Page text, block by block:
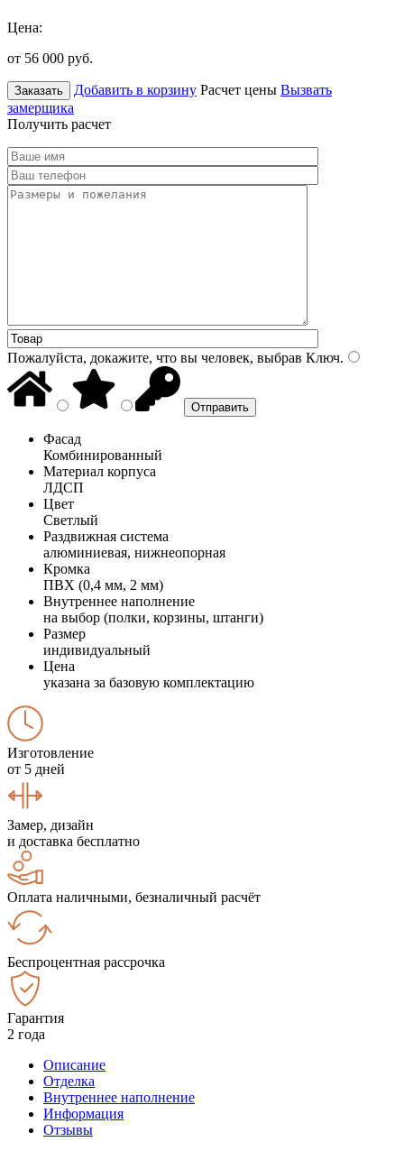
Цена:
от 56 000 руб.
Заказать Добавить в корзину Расчет цены Вызвать
замерщика
Получить расчет
Пожалуйста, докажите, что вы человек, выбрав Ключ.
Фасад
Комбинированный
Материал корпуса
ЛДСП
Цвет
Светлый
Раздвижная система
алюминиевая, нижнеопорная
Кромка
ПВХ (0,4 мм, 2 мм)
Внутреннее наполнение
на выбор (полки, корзины, штанги)
Размер
индивидуальный
Цена
указана за базовую комплектацию
Изготовление
от 5 дней
Замер, дизайн
и доставка бесплатно
Оплата наличными, безналичный расчёт
Беспроцентная рассрочка
Гарантия
2 года
Описание
Отделка
Внутреннее наполнение
Информация
Отзывы